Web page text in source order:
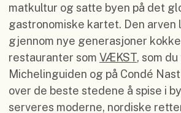
matkultur og satte byen på det
gastronomiske kartet. Den arven
gjennom nye generasjoner
restauranter som VÆKST, som
Michelinguiden og på Condé
over de beste stedene å spise i
serveres moderne, nordiske